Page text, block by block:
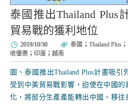
泰國推出Thailand Plus
貿易戰的獲利地位
2019/10/30 泰國 ； Thailand Plus；
收優惠 ； 印度 ； 越南
圖、泰國推出Thailand Plus計畫吸
受到中美貿易戰影響，迫使在中國
化，將部分生產產能轉出中國，移